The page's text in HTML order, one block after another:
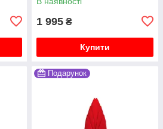
1 995 ₴
Купити
Подарунок